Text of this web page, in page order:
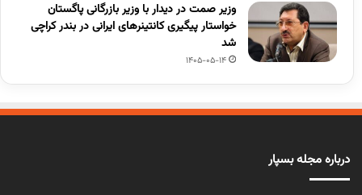
وزیر صمت در دیدار با وزیر بازرگانی پاگستان
خواستار پیگیری کانتینرهای ایرانی در بندر کراچی
شد
1405-05-14
درباره مجله بسپار